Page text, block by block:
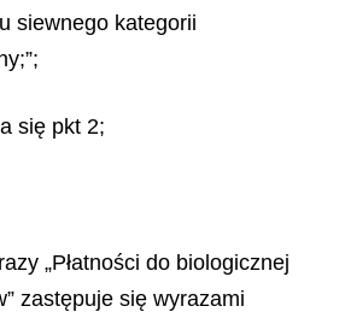
siewnego kategorii
się pkt 2;
„Płatności do biologicznej
zastępuje się wyrazami